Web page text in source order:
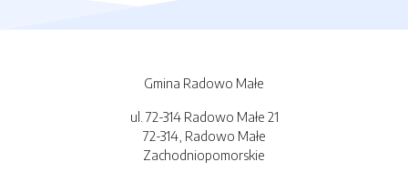
Gmina Radowo Małe
ul. 72-314 Radowo Małe 21
72-314, Radowo Małe
Zachodniopomorskie